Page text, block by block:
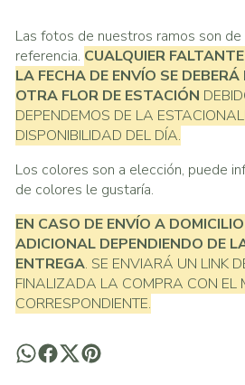
Las fotos de nuestros ramos son de
referencia. CUALQUIER
LA FECHA DE ENVÍO SE
OTRA FLOR DE ESTACIÓN
DEPENDEMOS DE LA
DISPONIBILIDAD DEL DÍA.
Los colores son a elección, puede
de colores le gustaría.
EN CASO DE ENVÍO A
ADICIONAL DEPENDIENDO DE
ENTREGA. SE ENVIARÁ UN LINK
FINALIZADA LA COMPRA CON EL
CORRESPONDIENTE.